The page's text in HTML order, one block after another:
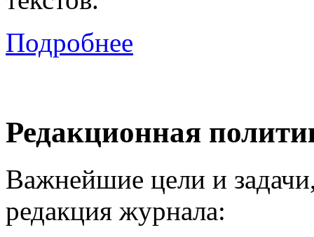
Подробнее
Редакционная
Важнейшие цели и
редакция журнала: